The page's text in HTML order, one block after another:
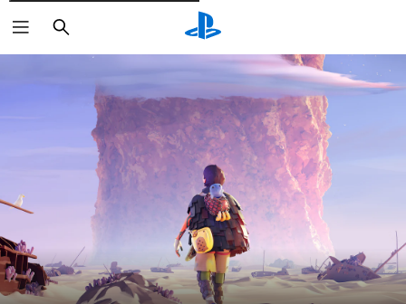
Rechercher